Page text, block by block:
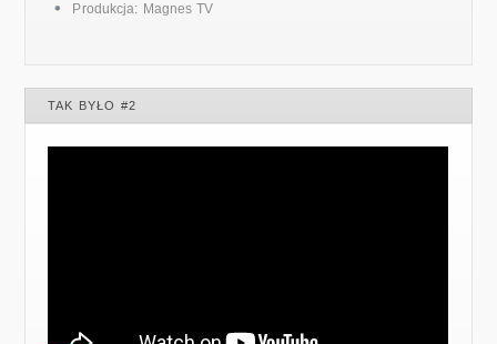
Produkcja: Magnes TV
TAK BYŁO #2